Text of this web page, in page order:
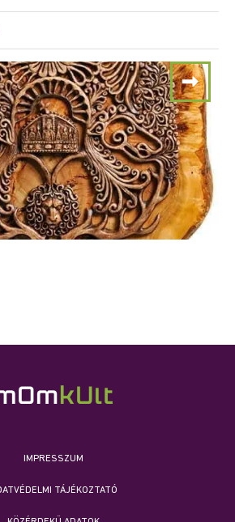
IMPRESSZUM
TÁJÉKOZTATÓ